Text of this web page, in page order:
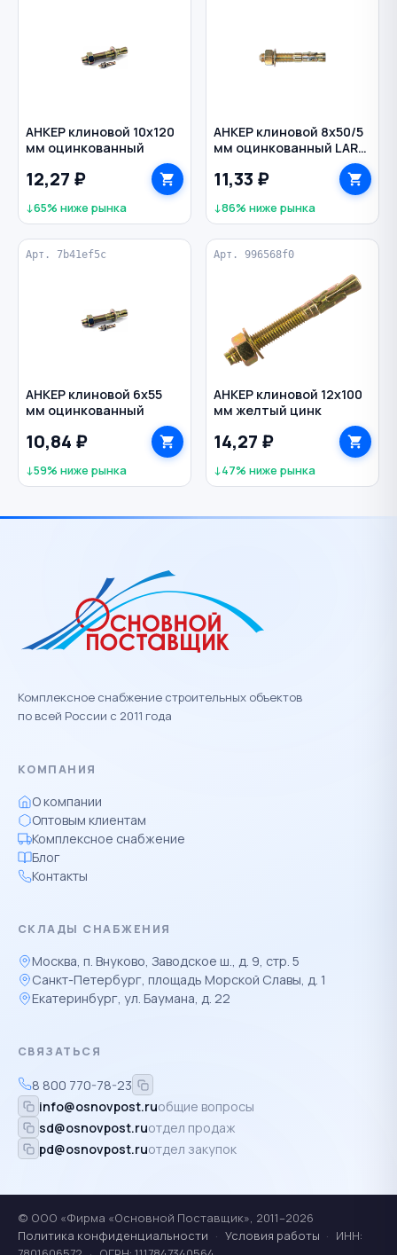
АНКЕР клиновой 10х120
мм оцинкованный
12,27 ₽
↓65% ниже рынка
АНКЕР клиновой 8х50/5
мм оцинкованный LAR
11,33 ₽
↓86% ниже рынка
Арт. 7b41ef5c
АНКЕР клиновой 6х55
мм оцинкованный
10,84 ₽
↓59% ниже рынка
Арт. 996568f0
АНКЕР клиновой 12х100
мм желтый цинк
14,27 ₽
↓47% ниже рынка
Комплексное снабжение строительных объектов
по всей России с 2011 года
КОМПАНИЯ
О компании
Оптовым клиентам
Комплексное снабжение
Блог
Контакты
СКЛАДЫ СНАБЖЕНИЯ
Москва, п. Внуково, Заводское ш., д. 9, стр. 5
Санкт-Петербург, площадь Морской Славы, д. 1
Екатеринбург, ул. Баумана, д. 22
СВЯЗАТЬСЯ
8 800 770-78-23
info@osnovpost.ruобщие вопросы
sd@osnovpost.ruотдел продаж
pd@osnovpost.ruотдел закупок
© ООО «Фирма «Основной Поставщик», 2011–2026
Политика конфиденциальности · Условия работы · ИНН: